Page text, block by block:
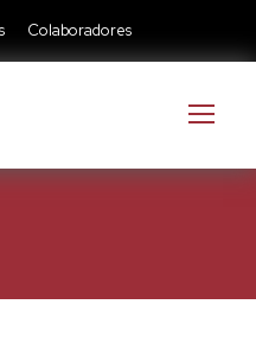
Colaboradores